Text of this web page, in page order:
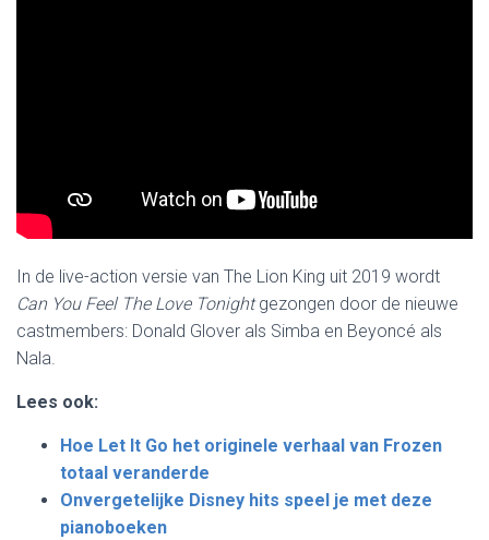
In de live-action versie van The Lion King uit 2019 wordt
Can You Feel The Love Tonightgezongen door de nieuwe
castmembers: Donald Glover als Simba en Beyoncé als
Nala.
Lees ook:
Hoe Let It Go het originele verhaal van Frozen
totaal veranderde
Onvergetelijke Disney hits speel je met deze
pianoboeken